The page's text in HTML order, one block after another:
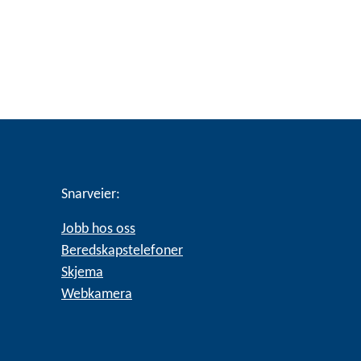
Snarveier:
Jobb hos oss
Beredskapstelefoner
Skjema
Webkamera